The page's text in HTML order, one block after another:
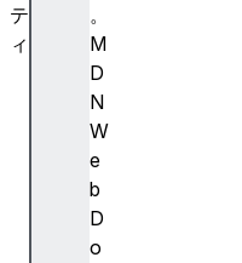
。
M
D
N
W
e
b
D
o
テ
ィ